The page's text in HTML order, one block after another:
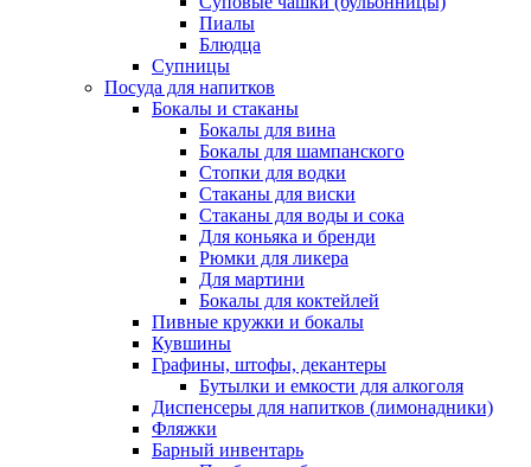
Пиалы
Блюдца
Супницы
Посуда для напитков
Бокалы и стаканы
Бокалы для вина
Бокалы для шампанского
Стопки для водки
Стаканы для виски
Стаканы для воды и сока
Для коньяка и бренди
Рюмки для ликера
Для мартини
Бокалы для коктейлей
Пивные кружки и бокалы
Кувшины
Графины, штофы, декантеры
Бутылки и емкости для алкоголя
Диспенсеры для напитков (лимонадники)
Фляжки
Барный инвентарь